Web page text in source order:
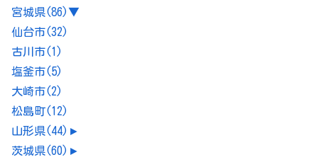
宮城県(86)▼
仙台市(32)
古川市(1)
塩釜市(5)
大崎市(2)
松島町(12)
山形県(44) ►
茨城県(60) ►